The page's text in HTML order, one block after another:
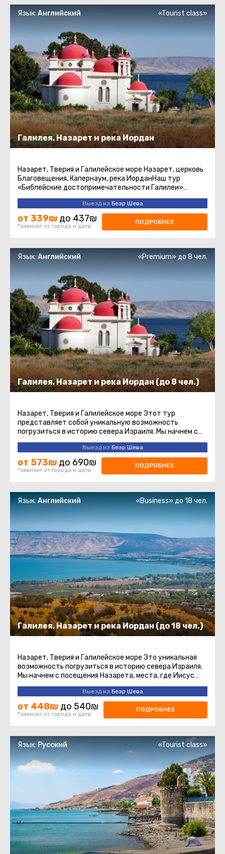
Галилея, Назарет и река Иордан
Язык:Английский «Tourist class»
Назарет, Тверия и Галилейское море Назарет, церковь
Благовещения, Капернаум, река ИорданНаш тур
«Библейские достопримечательности Галилеи»
предлагает уникальную ...
Выезд из Беэр Шева
от 339₪ до 437₪
*зависит от города и даты
ПОДРОБНЕЕ
Галилея, Назарет и река Иордан (до 8 чел.)
Язык:Английский «Premium» до 8 чел.
Назарет, Тверия и Галилейское море Этот тур
представляет собой уникальную возможность
погрузиться в историю севера Израиля. Мы начнем с
посещения Назарета, места, где ...
Выезд из Беэр Шева
от 573₪ до 690₪
*зависит от города и даты
ПОДРОБНЕЕ
Галилея, Назарет и река Иордан (до 18 чел.)
Язык:Английский «Business» до 18 чел.
Назарет, Тверия и Галилейское море Это уникальная
возможность погрузиться в историю севера Израиля.
Мы начнем с посещения Назарета, места, где Иисус
провел свои первые ...
Выезд из Беэр Шева
от 448₪ до 540₪
*зависит от города и даты
ПОДРОБНЕЕ
Язык: Русский «Tourist class»